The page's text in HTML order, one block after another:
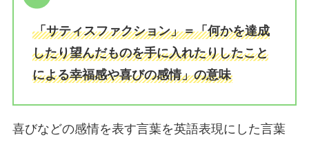
「サティスファクション」＝「何かを達成
したり望んだものを手に入れたりしたこと
による幸福感や喜びの感情」の意味
喜びなどの感情を表す言葉を英語表現にした言葉